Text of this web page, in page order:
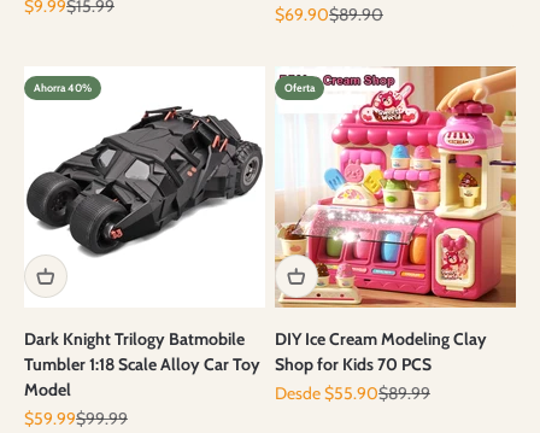
Precio de oferta
$9.99Precio normal
$15.99
Precio de oferta
$69.90Precio normal
$89.90
Ahorra 40%
Dark Knight Trilogy Batmobile
Tumbler 1:18 Scale Alloy Car Toy
Model
Precio de oferta
$59.99Precio normal
$99.99
Oferta
DIY Ice Cream Modeling Clay
Shop for Kids 70 PCS
Precio de oferta
Desde $55.90Precio normal
$89.99